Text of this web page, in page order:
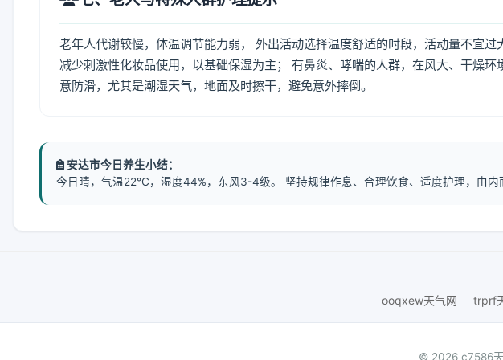
老年人代谢较慢，体温调节能力弱， 外出活动选择温度舒适的时段，活动量不宜
减少刺激性化妆品使用，以基础保湿为主； 有鼻炎、哮喘的人群，在风大、干燥
意防滑，尤其是潮湿天气，地面及时擦干，避免意外摔倒。
安达市今日养生小结：
今日晴，气温22℃，湿度44%，东风3-4级。 坚持规律作息、合理饮食、适度护理，由内
ooqxew天气网
trprf
© 2026 c7586